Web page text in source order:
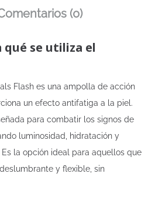
(0)
qué se utiliza el
Flash es una ampolla de acción
un efecto antifatiga a la piel.
para combatir los signos de
luminosidad, hidratación y
la opción ideal para aquellos que
y flexible, sin